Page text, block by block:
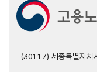
(30117) 세종특별자치